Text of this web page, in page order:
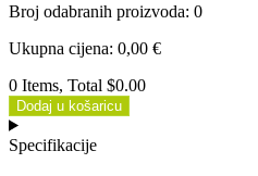
Broj odabranih proizvoda: 0
Ukupna cijena: 0,00 €
0 Items, Total $0.00
Dodaj u košaricu
Specifikacije